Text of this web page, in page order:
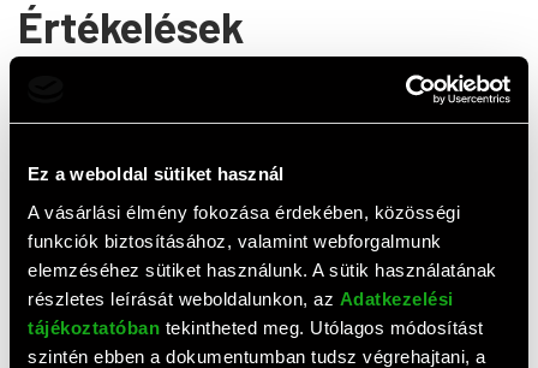
Ez a weboldal sütiket használ
A vásárlási élmény fokozása érdekében, közösségi
funkciók biztosításához, valamint webforgalmunk
elemzéséhez sütiket használunk. A sütik használatának
részletes leírását weboldalunkon, az Adatkezelési
tájékoztatóban tekintheted meg. Utólagos módosítást
szintén ebben a dokumentumban tudsz végrehajtani, a
Értékelések
ÉRTÉKELÉS ÍRÁSA
az első!
Top termékek